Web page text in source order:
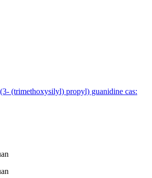
(trimethoxysilyl) propyl) guanidine cas: